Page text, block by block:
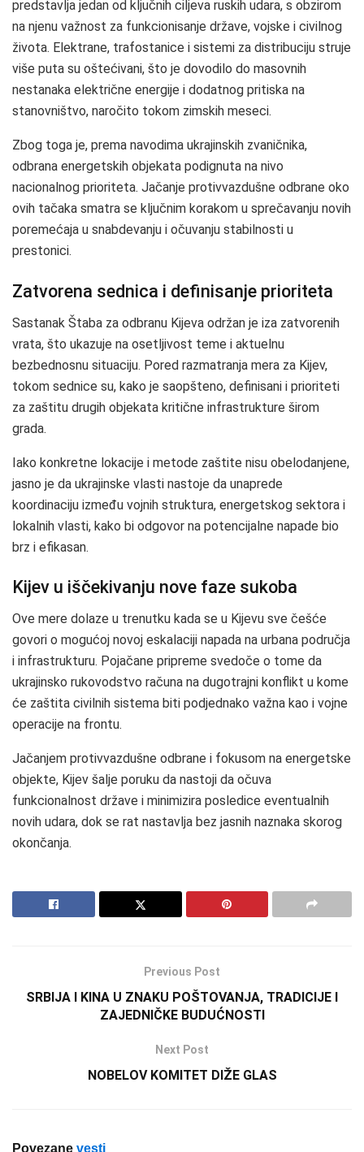
predstavlja jedan od ključnih ciljeva ruskih udara, s obzirom
na njenu važnost za funkcionisanje države, vojske i civilnog
života. Elektrane, trafostanice i sistemi za distribuciju struje
više puta su oštećivani, što je dovodilo do masovnih
nestanaka električne energije i dodatnog pritiska na
stanovništvo, naročito tokom zimskih meseci.
Zbog toga je, prema navodima ukrajinskih zvaničnika,
odbrana energetskih objekata podignuta na nivo
nacionalnog prioriteta. Jačanje protivvazdušne odbrane oko
ovih tačaka smatra se ključnim korakom u sprečavanju novih
poremećaja u snabdevanju i očuvanju stabilnosti u
prestonici.
Zatvorena sednica i definisanje prioriteta
Sastanak Štaba za odbranu Kijeva održan je iza zatvorenih
vrata, što ukazuje na osetljivost teme i aktuelnu
bezbednosnu situaciju. Pored razmatranja mera za Kijev,
tokom sednice su, kako je saopšteno, definisani i prioriteti
za zaštitu drugih objekata kritične infrastrukture širom
grada.
Iako konkretne lokacije i metode zaštite nisu obelodanjene,
jasno je da ukrajinske vlasti nastoje da unaprede
koordinaciju između vojnih struktura, energetskog sektora i
lokalnih vlasti, kako bi odgovor na potencijalne napade bio
brz i efikasan.
Kijev u iščekivanju nove faze sukoba
Ove mere dolaze u trenutku kada se u Kijevu sve češće
govori o mogućoj novoj eskalaciji napada na urbana područja
i infrastrukturu. Pojačane pripreme svedoče o tome da
ukrajinsko rukovodstvo računa na dugotrajni konflikt u kome
će zaštita civilnih sistema biti podjednako važna kao i vojne
operacije na frontu.
Jačanjem protivvazdušne odbrane i fokusom na energetske
objekte, Kijev šalje poruku da nastoji da očuva
funkcionalnost države i minimizira posledice eventualnih
novih udara, dok se rat nastavlja bez jasnih naznaka skorog
okončanja.
Previous Post
SRBIJA I KINA U ZNAKU POŠTOVANJA, TRADICIJE I
ZAJEDNIČKE BUDUĆNOSTI
Next Post
NOBELOV KOMITET DIŽE GLAS
Povezane vesti